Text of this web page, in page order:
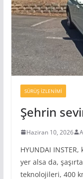
SÜRÜŞ İZLENIMI
Şehrin
Haziran 10, 2026
HYUNDAI
yer alsa da,
teknolojileri, 400